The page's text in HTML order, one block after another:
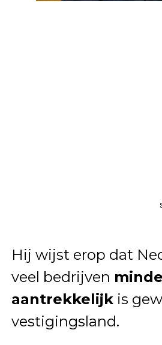
Hij wijst erop dat
veel bedrijven
aantrekkelijkis
vestigingsland.